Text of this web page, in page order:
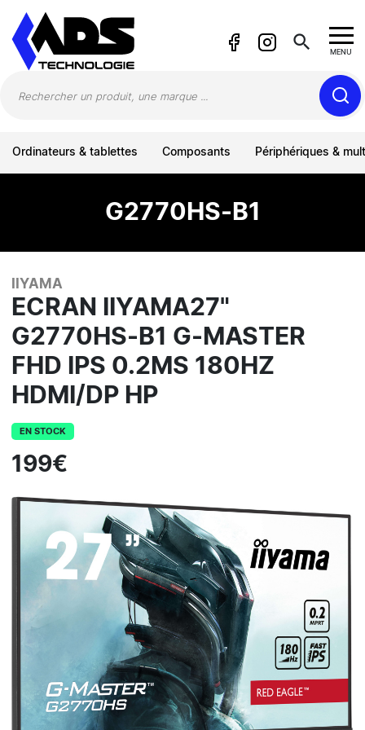
search MENU
Ordinateurs & tablettes Composants Périphériques &
G2770HS-B1
IIYAMA
ECRAN IIYAMA27"
G2770HS-B1 G-MASTER
FHD IPS 0.2MS 180HZ
HDMI/DP HP
EN STOCK
199€